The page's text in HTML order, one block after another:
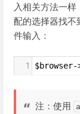
入相关方法一
配的选择器找不
件输入：
1
注：使用